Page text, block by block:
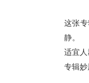
这张
静。
适宜人
专辑妙